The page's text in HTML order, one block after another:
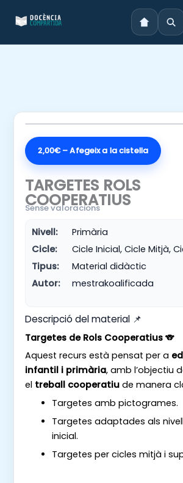
2,00€ – Afegeix a la cistella
TARGETES ROLS
COOPERATIUS
Sense valoracions
Nivell:
Primària
Cicle:
Cicle Inicial, Cicle Mitjà,
Tipus:
Material didàctic
Autor:
mestrakoalificada
Descripció del material 📌
Targetes de Rols Cooperatius 🐨
Aquest recurs està pensat per a
infantil i primària, amb l’objectiu
el treball cooperatiu de manera
Targetes amb pictogrames.
Targetes adaptades als
inicial.
Targetes per cicles mitjà i